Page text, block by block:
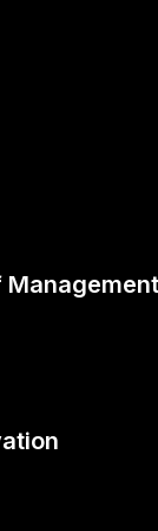
Management